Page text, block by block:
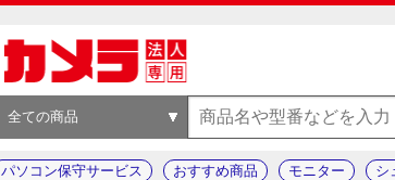
全ての商品
パソコン保守サービス おすすめ商品 モニター シ